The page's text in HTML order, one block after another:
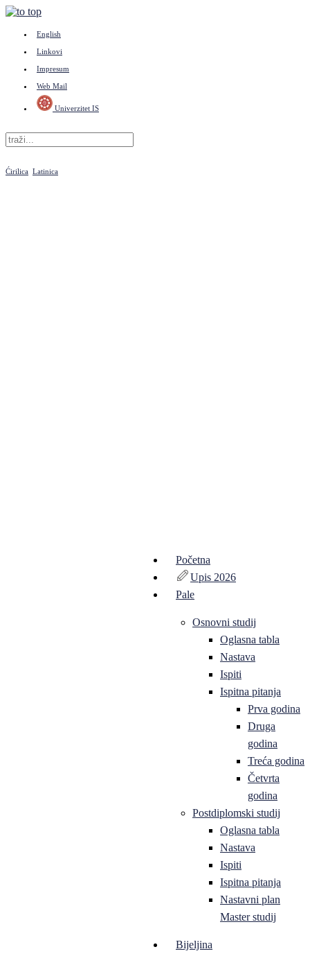
English
Linkovi
Impresum
Web Mail
Univerzitet IS
Ćirilica Latinica
Početna
Upis 2026
Pale
Osnovni studij
Oglasna tabla
Nastava
Ispiti
Ispitna pitanja
Prva godina
Druga
godina
Treća godina
Četvrta
godina
Postdiplomski studij
Oglasna tabla
Nastava
Ispiti
Ispitna pitanja
Nastavni plan
Master studij
Bijeljina